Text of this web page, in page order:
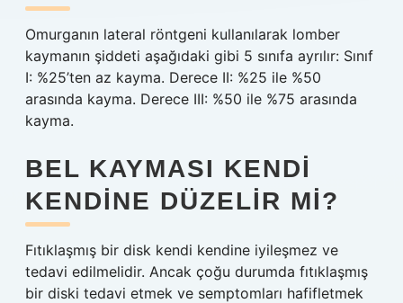
Omurganın lateral röntgeni kullanılarak lomber
kaymanın şiddeti aşağıdaki gibi 5 sınıfa ayrılır: Sınıf
I: %25’ten az kayma. Derece II: %25 ile %50
arasında kayma. Derece III: %50 ile %75 arasında
kayma.
BEL KAYMASI KENDI
KENDINE DÜZELIR MI?
Fıtıklaşmış bir disk kendi kendine iyileşmez ve
tedavi edilmelidir. Ancak çoğu durumda fıtıklaşmış
bir diski tedavi etmek ve semptomları hafifletmek